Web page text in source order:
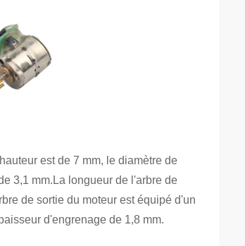
est de 7 mm, le diamètre de
3,1 mm.La longueur de l'arbre de
de sortie du moteur est équipé d'un
d'engrenage de 1,8 mm.